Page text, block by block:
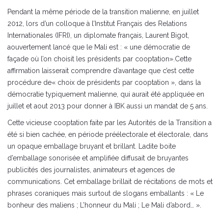
Pendant la même période de la transition malienne, en juillet
2012, lors d’un colloque à l’Institut Français des Relations
Internationales (IFRI), un diplomate français, Laurent Bigot,
aouvertement lancé que le Mali est : « une démocratie de
façade où l’on choisit les présidents par cooptation».Cette
affirmation laisserait comprendre d’avantage que c’est cette
procédure de« choix de présidents par cooptation », dans la
démocratie typiquement malienne, qui aurait été appliquée en
juillet et aout 2013 pour donner à IBK aussi un mandat de 5 ans.
Cette vicieuse cooptation faite par les Autorités de la Transition a
été si bien cachée, en période préélectorale et électorale, dans
un opaque emballage bruyant et brillant. Ladite boite
d’emballage sonorisée et amplifiée diffusait de bruyantes
publicités des journalistes, animateurs et agences de
communications. Cet emballage brillait de récitations de mots et
phrases coraniques mais surtout de slogans emballants : « Le
bonheur des maliens ; L’honneur du Mali ; Le Mali d’abord… ».